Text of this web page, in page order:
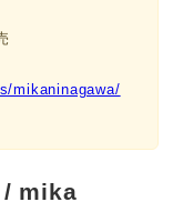
mikaninagawa/
/ mika